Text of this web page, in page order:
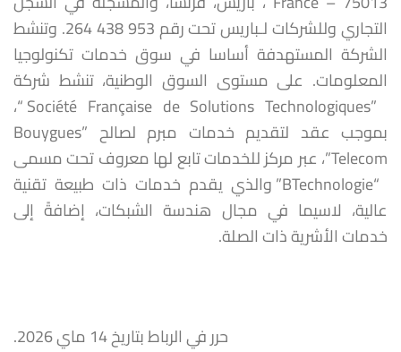
التجاري وللشركات لـباريس تحت رقم 953 438 264. وتنشط
الشركة المستهدفة أساسا في سوق خدمات تكنولوجيا
المعلومات. على مستوى السوق الوطنية، تنشط شركة
”Société Française de Solutions Technologiques “،
بموجب عقد لتقديم خدمات مبرم لصالح ”Bouygues
Telecom”، عبر مركز للخدمات تابع لها معروف تحت مسمى
“BTechnologie” والذي يقدم خدمات ذات طبيعة تقنية
عالية، لاسيما في مجال هندسة الشبكات، إضافةً إلى
خدمات الأشرية ذات الصلة.
حرر في الرباط بتاريخ 14 ماي 2026.